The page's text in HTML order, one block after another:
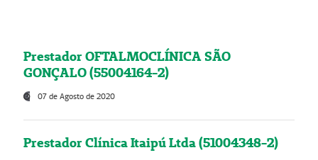
Prestador OFTALMOCLÍNICA SÃO
GONÇALO (55004164-2)
07 de Agosto de 2020
Prestador Clínica Itaipú Ltda (51004348-2)